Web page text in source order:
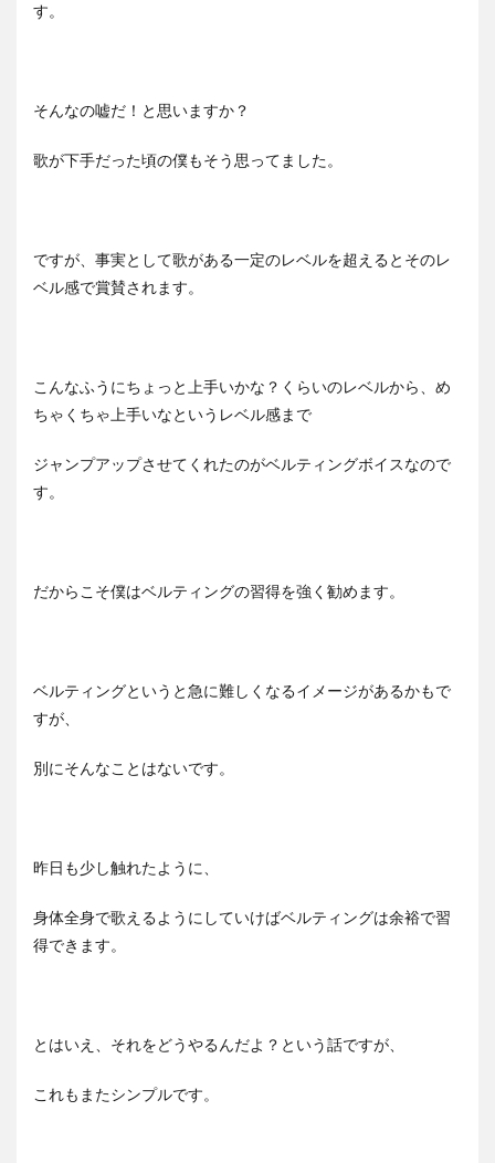
す。
そんなの嘘だ！と思いますか？
歌が下手だった頃の僕もそう思ってました。
ですが、事実として歌がある一定のレベルを超えるとそのレ
ベル感で賞賛されます。
こんなふうにちょっと上手いかな？くらいのレベルから、め
ちゃくちゃ上手いなというレベル感まで
ジャンプアップさせてくれたのがベルティングボイスなので
す。
だからこそ僕はベルティングの習得を強く勧めます。
ベルティングというと急に難しくなるイメージがあるかもで
すが、
別にそんなことはないです。
昨日も少し触れたように、
身体全身で歌えるようにしていけばベルティングは余裕で習
得できます。
とはいえ、それをどうやるんだよ？という話ですが、
これもまたシンプルです。